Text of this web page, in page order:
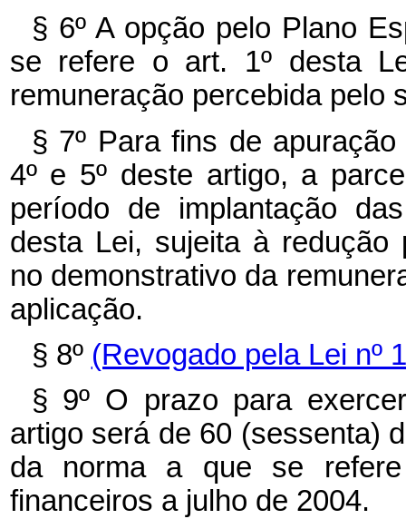
§ 6º A opção pelo Plano
se refere o art. 1º desta
remuneração percebida pelo
§ 7º Para fins de
4º e 5º deste artigo, a
período de implantação
desta Lei, sujeita à redução
no demonstrativo da
aplicação.
§ 8º (Revogado pela Lei nº
§ 9º O prazo para
artigo será de 60 (sessenta)
da norma a que se
financeiros a julho de 2004.